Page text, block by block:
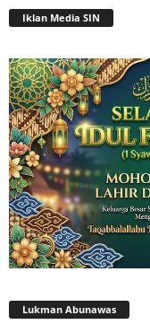
Iklan Media SIN
Lukman Abunawas